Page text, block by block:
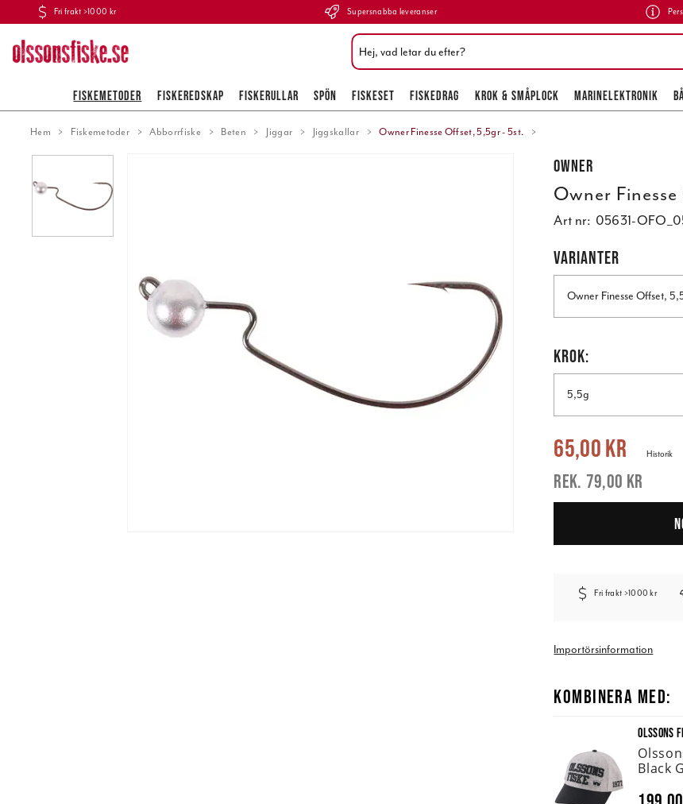
Fri frakt >1000 kr Supersnabba leveranser
FISKEMETODER FISKEREDSKAP FISKERULLAR SPÖN FISKESET FISKEDRAG KROK & SMÅPLOCK MARINELEKTRONIK
Hem Fiskemetoder Abborrfiske Beten Jiggar Jiggskallar Owner Finesse Offset, 5,5gr - 5st.
Owner
Owner
Art nr: 05631-
VARIANTER
Owner Finesse Offset,
KROK:
5,5g
Nuvarande pris:
65,00 kr
79,00 kr
Historik
Fri frakt >1000 kr
Importörsinformation
KOMBINERA MED:
OLSSONS
Black